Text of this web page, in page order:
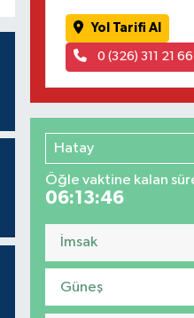
Yol Tarifi Al
0 (326) 311 21 66
Hatay
Öğle vaktine kalan
06:13:45
İmsak
Güneş